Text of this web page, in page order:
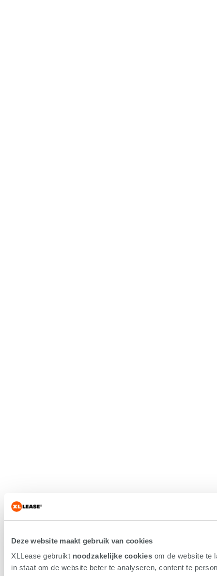
Deze website maakt gebruik van cookies
XLLease gebruikt noodzakelijke cookies om de website te
in staat om de website beter te analyseren, content te